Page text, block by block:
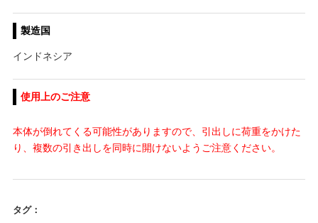
製造国
インドネシア
使用上のご注意
本体が倒れてくる可能性がありますので、引出しに荷重をかけた
り、複数の引き出しを同時に開けないようご注意ください。
タグ：